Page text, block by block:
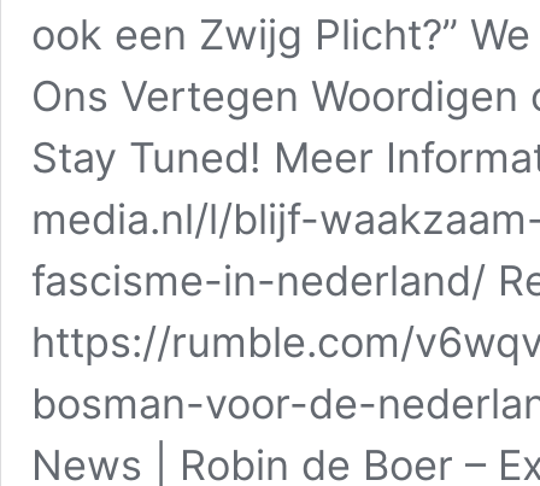
ook een Zwijg Plicht?”
Ons Vertegen Woordigen
Stay Tuned! Meer
media.nl/l/blijf-
fascisme-in-nederland/
https://rumble.com/
bosman-voor-de-
News | Robin de Boer –